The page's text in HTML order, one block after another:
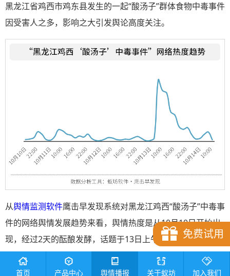
黑龙江省鸡西市鸡东县发生的一起“酸汤子”群体食物中毒事件
因受害人之多，影响之大引发舆论高度关注。
从舆情监测软件鹰击早发现系统对黑龙江鸡西“酸汤子”中毒事
件的网络舆情发展趋势来看，舆情热度是从10月10日开始出
现，经过2天的酝酿发酵，话题于13日上午攀升到峰值。详细
分析如下：
免费试用
首页 产品中心 舆情播报 关于蚁坊 加入我们